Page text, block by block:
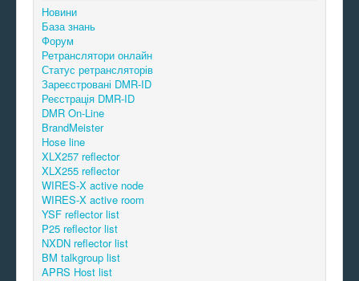
Новини
База знань
Форум
Ретранслятори онлайн
Статус ретрансляторів
Зареєстровані DMR-ID
Реєстрація DMR-ID
DMR On-Line
BrandMeister
Hose line
XLX257 reflector
XLX255 reflector
WIRES-X active node
WIRES-X active room
YSF reflector list
P25 reflector list
NXDN reflector list
BM talkgroup list
APRS Host list